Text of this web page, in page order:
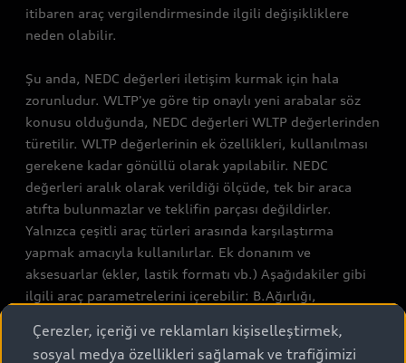
itibaren araç vergilendirmesinde ilgili değişikliklere
neden olabilir.
Şu anda, NEDC değerleri iletişim kurmak için hala
zorunludur. WLTP'ye göre tip onaylı yeni arabalar söz
konusu olduğunda, NEDC değerleri WLTP değerlerinden
türetilir. WLTP değerlerinin ek özellikleri, kullanılması
gerekene kadar gönüllü olarak yapılabilir. NEDC
değerleri aralık olarak verildiği ölçüde, tek bir araca
atıfta bulunmazlar ve teklifin parçası değildirler.
Yalnızca çeşitli araç türleri arasında karşılaştırma
yapmak amacıyla kullanılırlar. Ek donanım ve
aksesuarlar (ekler, lastik formatı vb.) Aşağıdakiler gibi
ilgili araç parametrelerini içerebilir: B.Ağırlığı,
koşullarının yanı sıra bireysel sürüş davranışını, yakıt
Çerezler, içeriği ve reklamları kişiselleştirmek,
sosyal medya özellikleri sağlamak ve trafiğimizi